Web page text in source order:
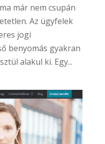
már nem csupán
Az ügyfelek
jogi
benyomás gyakran
alakul ki. Egy...